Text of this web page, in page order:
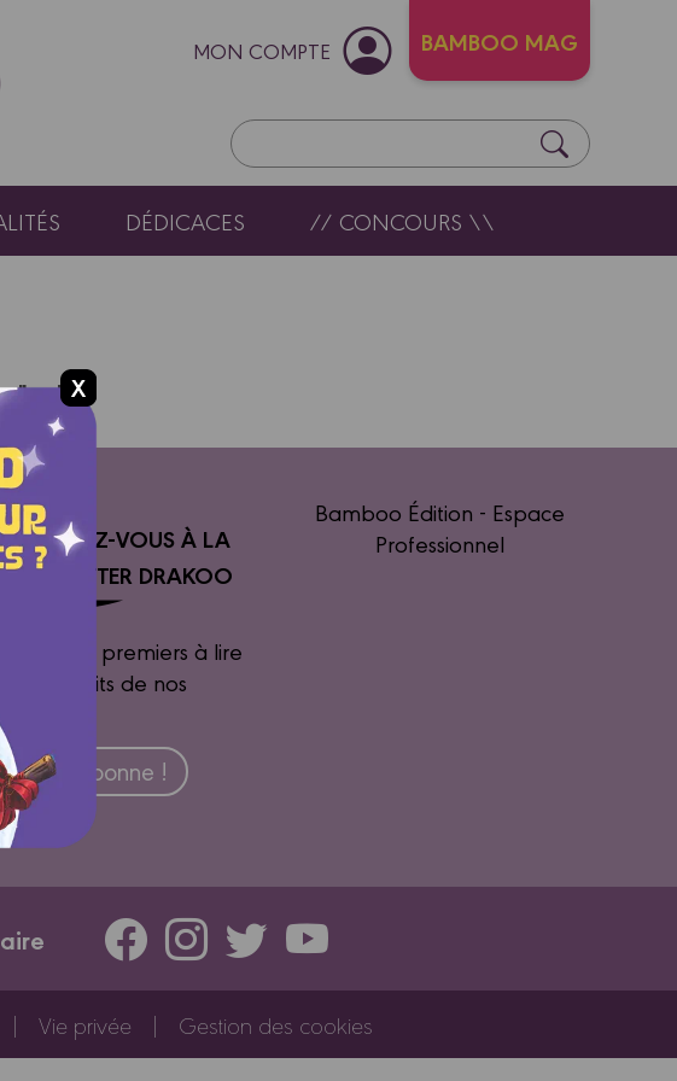
MON COMPTE BAMBOO MAG
DÉDICACES // CONCOURS \\
"gala"
ABONNEZ-VOUS À LA
NEWSLETTER DRAKOO
Soyez les premiers à lire
des extraits de nos
Je m'abonne !
Bamboo Édition - Espace
Professionnel
Vie privée Gestion des cookies